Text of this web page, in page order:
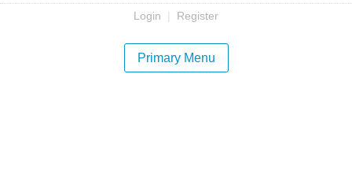
Login | Register
Primary Menu